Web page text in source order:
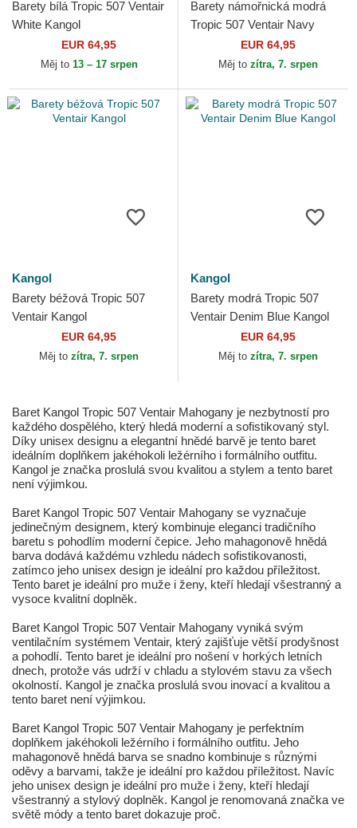
Barety bílá Tropic 507 Ventair
White Kangol
EUR 64,95
Měj to 13 – 17 srpen
Barety námořnická modrá
Tropic 507 Ventair Navy
EUR 64,95
Měj to zítra, 7. srpen
Kangol
Barety béžová Tropic 507
Ventair Kangol
EUR 64,95
Měj to zítra, 7. srpen
Kangol
Barety modrá Tropic 507
Ventair Denim Blue Kangol
EUR 64,95
Měj to zítra, 7. srpen
Baret Kangol Tropic 507 Ventair Mahogany je nezbytností pro
každého dospělého, který hledá moderní a sofistikovaný styl.
Díky unisex designu a elegantní hnědé barvě je tento baret
ideálním doplňkem jakéhokoli ležérního i formálního outfitu.
Kangol je značka proslulá svou kvalitou a stylem a tento baret
není výjimkou.
Baret Kangol Tropic 507 Ventair Mahogany se vyznačuje
jedinečným designem, který kombinuje eleganci tradičního
baretu s pohodlím moderní čepice. Jeho mahagonově hnědá
barva dodává každému vzhledu nádech sofistikovanosti,
zatímco jeho unisex design je ideální pro každou příležitost.
Tento baret je ideální pro muže i ženy, kteří hledají všestranný a
vysoce kvalitní doplněk.
Baret Kangol Tropic 507 Ventair Mahogany vyniká svým
ventilačním systémem Ventair, který zajišťuje větší prodyšnost
a pohodlí. Tento baret je ideální pro nošení v horkých letních
dnech, protože vás udrží v chladu a stylovém stavu za všech
okolností. Kangol je značka proslulá svou inovací a kvalitou a
tento baret není výjimkou.
Baret Kangol Tropic 507 Ventair Mahogany je perfektním
doplňkem jakéhokoli ležérního i formálního outfitu. Jeho
mahagonově hnědá barva se snadno kombinuje s různými
oděvy a barvami, takže je ideální pro každou příležitost. Navíc
jeho unisex design je ideální pro muže i ženy, kteří hledají
všestranný a stylový doplněk. Kangol je renomovaná značka ve
světě módy a tento baret dokazuje proč.